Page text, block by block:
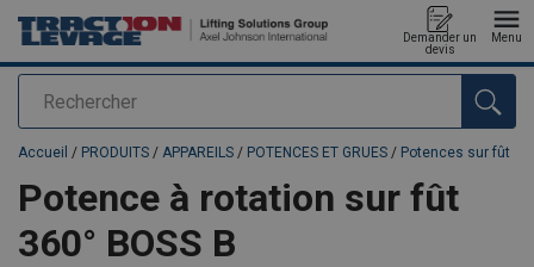
Rechercher
Demander un
devis
Menu
Ajouté au panier
Accueil / PRODUITS / APPAREILS / POTENCES ET GRUES / Potences sur fût
Potence à rotation sur fût
360° BOSS B